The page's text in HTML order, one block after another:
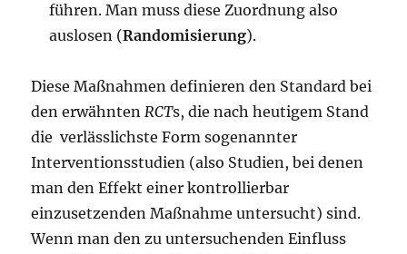
führen. Man muss diese Zuordnung also
auslosen (Randomisierung).
Diese Maßnahmen definieren den Standard bei
den erwähntenRCTs, die nach heutigem Stand
die verlässlichste Form sogenannter
Interventionsstudien (also Studien, bei denen
man den Effekt einer kontrollierbar
einzusetzenden Maßnahme untersucht) sind.
Wenn man den zu untersuchenden Einfluss